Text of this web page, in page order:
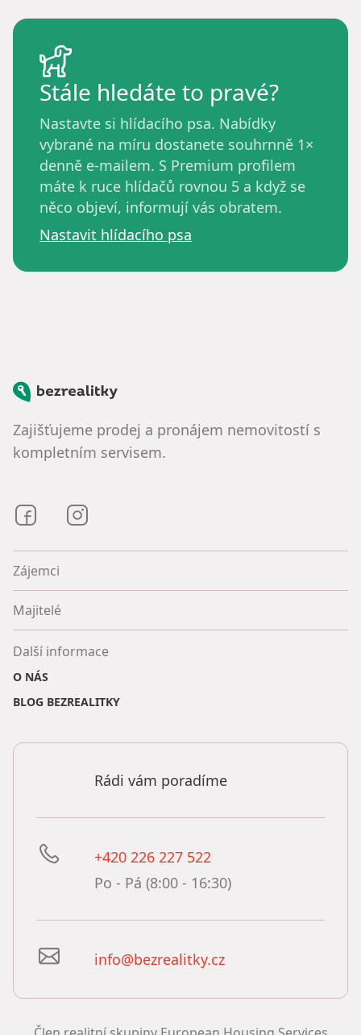
Stále hledáte to pravé?
Nastavte si hlídacího psa. Nabídky
vybrané na míru dostanete souhrnně 1×
denně e-mailem. S Premium profilem
máte k ruce hlídačů rovnou 5 a když se
něco objeví, informují vás obratem.
Nastavit hlídacího psa
Bezrealitky
Zajišťujeme prodej a pronájem nemovitostí s
kompletním servisem.
Bezrealitky na Facebooku
Zájemci
Majitelé
Další informace
O NÁS
BLOG BEZREALITKY
Rádi vám poradíme
+420 226 227 522
Po - Pá (8:00 - 16:30)
info@bezrealitky.cz